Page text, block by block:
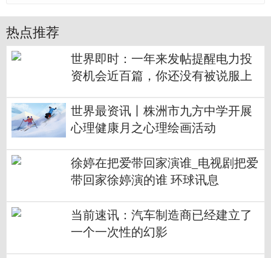
热点推荐
世界即时：一年来发帖提醒电力投
资机会近百篇，你还没有被说服上
世界最资讯丨株洲市九方中学开展
心理健康月之心理绘画活动
徐婷在把爱带回家演谁_电视剧把爱
带回家徐婷演的谁 环球讯息
当前速讯：汽车制造商已经建立了
一个一次性的幻影